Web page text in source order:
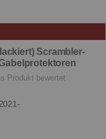
Scrambler-
Produkt bewertet